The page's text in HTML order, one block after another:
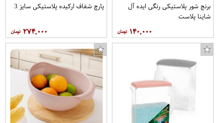
برنج شور پلاستیکی رنگی ایده آل
شاینا پلاست
۱۴۰,۰۰۰
پارچ شفاف ارکیده پلاستیکی سایز 3
۲۷۴,۰۰۰